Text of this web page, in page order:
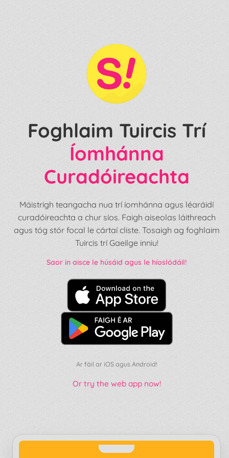
Foghlaim Tuircis Trí
Íomhánna
Curadóireachta
Máistrigh teangacha nua trí íomhánna agus léaráidí
curadóireachta a chur síos. Faigh aiseolas láithreach
agus tóg stór focal le cártaí cliste. Tosaigh ag foghlaim
Tuircis trí Gaeilge inniu!
Saor in aisce le húsáid agus le híoslódáil!
Ar fáil ar iOS agus Android!
Or try the web app now!